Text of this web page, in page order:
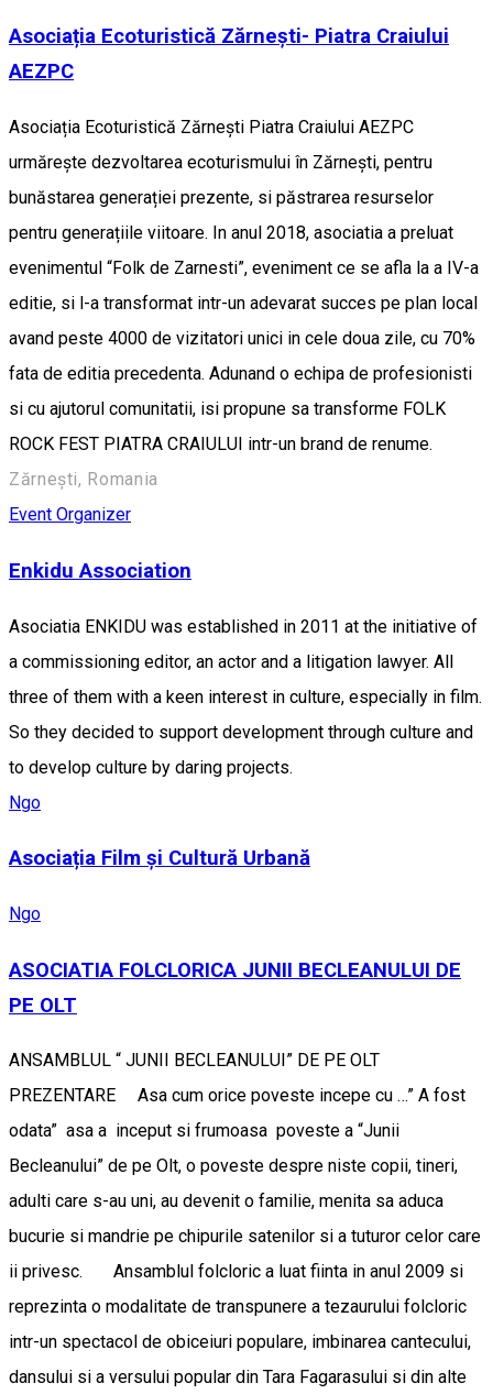
Asociația Ecoturistică Zărnești- Piatra Craiului
AEZPC
Asociația Ecoturistică Zărnești Piatra Craiului AEZPC
urmărește dezvoltarea ecoturismului în Zărnești, pentru
bunăstarea generației prezente, si păstrarea resurselor
pentru generațiile viitoare. In anul 2018, asociatia a preluat
evenimentul “Folk de Zarnesti”, eveniment ce se afla la a IV-a
editie, si l-a transformat intr-un adevarat succes pe plan local
avand peste 4000 de vizitatori unici in cele doua zile, cu 70%
fata de editia precedenta. Adunand o echipa de profesionisti
si cu ajutorul comunitatii, isi propune sa transforme FOLK
ROCK FEST PIATRA CRAIULUI intr-un brand de renume.
Zărnești, Romania
Event Organizer
Enkidu Association
Asociatia ENKIDU was established in 2011 at the initiative of
a commissioning editor, an actor and a litigation lawyer. All
three of them with a keen interest in culture, especially in film.
So they decided to support development through culture and
to develop culture by daring projects.
Ngo
Asociația Film și Cultură Urbană
Ngo
ASOCIATIA FOLCLORICA JUNII BECLEANULUI DE
PE OLT
ANSAMBLUL “ JUNII BECLEANULUI” DE PE OLT
PREZENTARE Asa cum orice poveste incepe cu …” A fost
odata” asa a inceput si frumoasa poveste a “Junii
Becleanului” de pe Olt, o poveste despre niste copii, tineri,
adulti care s-au uni, au devenit o familie, menita sa aduca
bucurie si mandrie pe chipurile satenilor si a tuturor celor care
ii privesc. Ansamblul folcloric a luat fiinta in anul 2009 si
reprezinta o modalitate de transpunere a tezaurului folcloric
intr-un spectacol de obiceiuri populare, imbinarea cantecului,
dansului si a versului popular din Tara Fagarasului si din alte